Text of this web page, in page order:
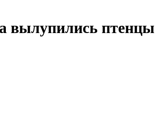
вылупились птенцы